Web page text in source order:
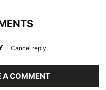
Cancel reply
A COMMENT